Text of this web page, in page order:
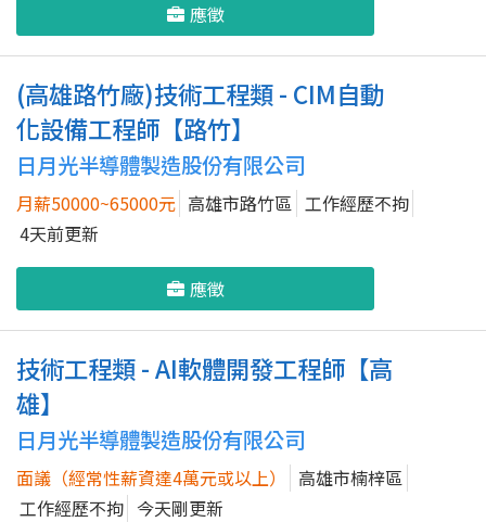
應徵
(高雄路竹廠)技術工程類 - CIM自動
化設備工程師【路竹】
日月光半導體製造股份有限公司
月薪50000~65000元 高雄市路竹區 工作經歷不拘
4天前更新
應徵
技術工程類 - AI軟體開發工程師【高
雄】
日月光半導體製造股份有限公司
面議（經常性薪資達4萬元或以上）
高雄市楠梓區
工作經歷不拘 今天剛更新